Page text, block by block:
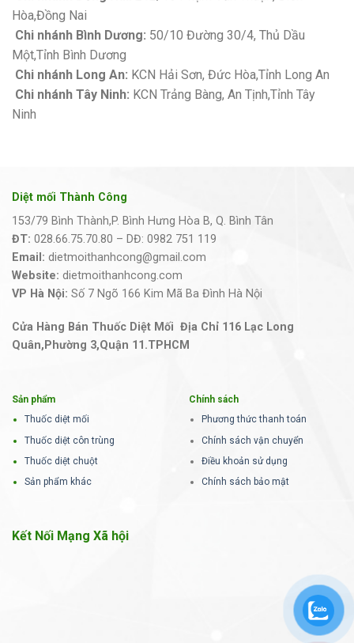
Hòa,Đồng Nai
Chi nhánh Bình Dương: 50/10 Đường 30/4, Thủ Dầu
Một,Tỉnh Bình Dương
Chi nhánh Long An: KCN Hải Sơn, Đức Hòa,Tỉnh Long An
Chi nhánh Tây Ninh: KCN Trảng Bàng, An Tịnh,Tỉnh Tây
Ninh
Diệt mối Thành Công
153/79 Bình Thành,P. Bình Hưng Hòa B, Q. Bình Tân
ĐT: 028.66.75.70.80 – DĐ: 0982 751 119
Email: dietmoithanhcong@gmail.com
Website: dietmoithanhcong.com
VP Hà Nội: Số 7 Ngõ 166 Kim Mã Ba Đình Hà Nội
Cửa Hàng Bán Thuốc Diệt Mối Địa Chỉ 116 Lạc Long
Quân,Phường 3,Quận 11.TPHCM
Sản phẩm
Thuốc diệt mối
Thuốc diệt côn trùng
Thuốc diệt chuột
Sản phẩm khác
Chính sách
Phương thức thanh toán
Chính sách vận chuyển
Điều khoản sử dụng
Chính sách bảo mật
Kết Nối Mạng Xã hội